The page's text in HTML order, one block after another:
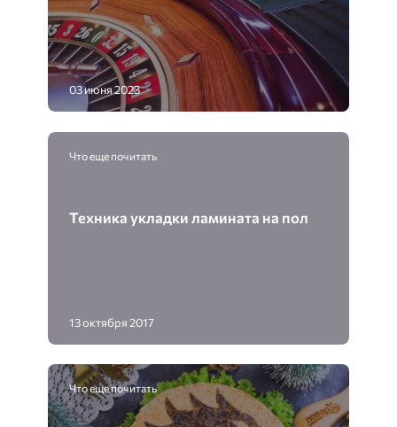
03 июня 2023
Что еще почитать
Техника укладки ламината на пол
13 октября 2017
Что еще почитать